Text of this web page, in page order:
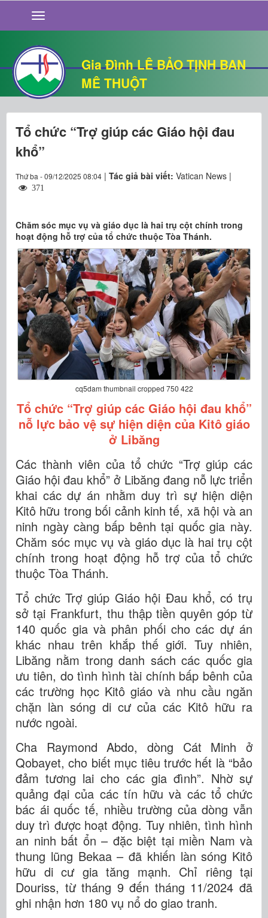
Gia Đình LÊ BẢO TỊNH BAN
MÊ THUỘT
GIỚI THIỆU
TIN TỨC
SỐNG ĐẠO
CHUYỆN NHÀ
QUÁN VĂN
THƯ GIÃN
Tổ chức “Trợ giúp các Giáo hội đau
khổ”
Thứ ba - 09/12/2025 08:04 | Tác giả bài viết: Vatican News |
371
Chăm sóc mục vụ và giáo dục là hai trụ cột chính trong
hoạt động hỗ trợ của tổ chức thuộc Tòa Thánh.
cq5dam thumbnail cropped 750 422
Tổ chức “Trợ giúp các Giáo hội đau khổ”
nỗ lực bảo vệ sự hiện diện của Kitô giáo
ở Libăng
Các thành viên của tổ chức “Trợ giúp các
Giáo hội đau khổ” ở Libăng đang nỗ lực triển
khai các dự án nhằm duy trì sự hiện diện
Kitô hữu trong bối cảnh kinh tế, xã hội và an
ninh ngày càng bấp bênh tại quốc gia này.
Chăm sóc mục vụ và giáo dục là hai trụ cột
chính trong hoạt động hỗ trợ của tổ chức
thuộc Tòa Thánh.
Tổ chức Trợ giúp Giáo hội Đau khổ, có trụ
sở tại Frankfurt, thu thập tiền quyên góp từ
140 quốc gia và phân phối cho các dự án
khác nhau trên khắp thế giới. Tuy nhiên,
Libăng nằm trong danh sách các quốc gia
ưu tiên, do tình hình tài chính bấp bênh của
các trường học Kitô giáo và nhu cầu ngăn
chặn làn sóng di cư của các Kitô hữu ra
nước ngoài.
Cha Raymond Abdo, dòng Cát Minh ở
Qobayet, cho biết mục tiêu trước hết là “bảo
đảm tương lai cho các gia đình”. Nhờ sự
quảng đại của các tín hữu và các tổ chức
bác ái quốc tế, nhiều trường của dòng vẫn
duy trì được hoạt động. Tuy nhiên, tình hình
an ninh bất ổn – đặc biệt tại miền Nam và
thung lũng Bekaa – đã khiến làn sóng Kitô
hữu di cư gia tăng mạnh. Chỉ riêng tại
Douriss, từ tháng 9 đến tháng 11/2024 đã
ghi nhận hơn 180 vụ nổ do giao tranh.